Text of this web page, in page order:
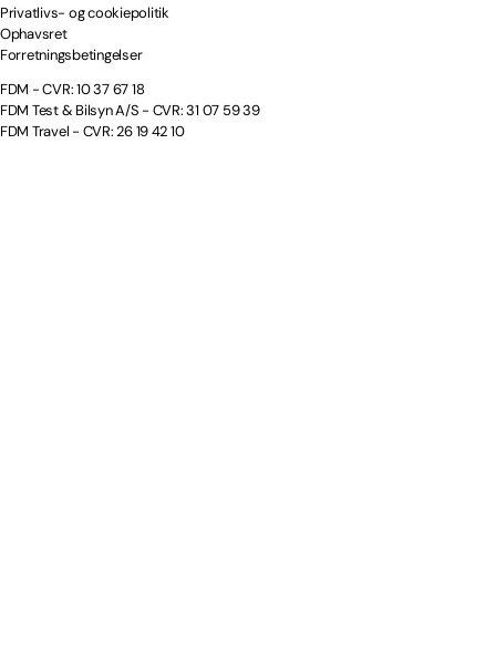
Privatlivs- og cookiepolitik
Ophavsret
Forretningsbetingelser
FDM - CVR: 10 37 67 18
FDM Test & Bilsyn A/S - CVR: 31 07 59 39
FDM Travel - CVR: 26 19 42 10